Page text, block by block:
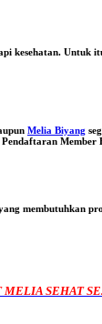
Melia Biyang
Member
membutuhkan
MELIA SEHAT